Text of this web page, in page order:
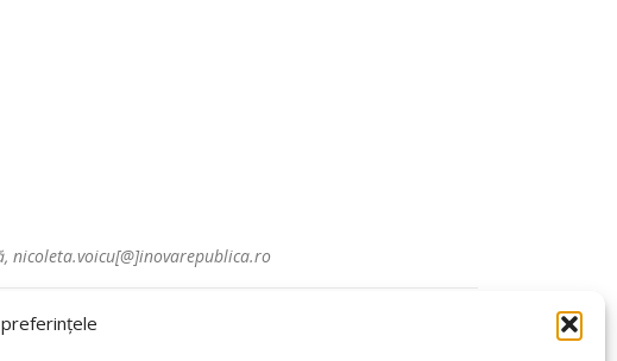
nicoleta.voicu[@]inovarepublica.ro
Europeană. Punctele de vedere și opiniile exprimate sunt
și Cultură. Nici Uniunea Europeană, nici autoritatea